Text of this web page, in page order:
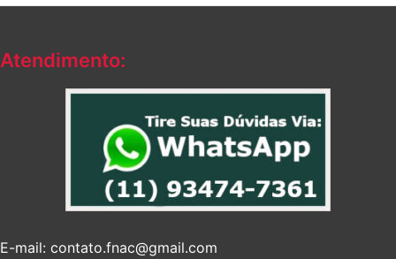
Atendimento:
E-mail: contato.fnac@gmail.com